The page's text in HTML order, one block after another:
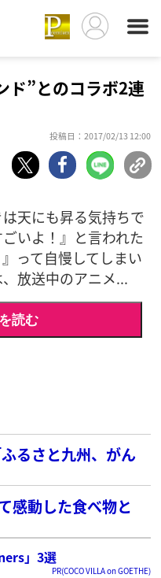
ド”とのコラボ2連
投稿日：2017/02/13 12:00
天にも昇る気持ちで
いよ！』と言われた
って自慢してしまい
放送中のアニメ...
読む
るさと九州、がん
感動した食べ物と
」3選
PR(COCO VILLA on GOETHE)